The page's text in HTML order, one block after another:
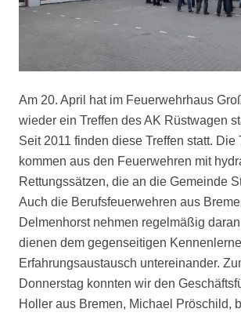
Am 20. April hat im Feuerwehrhaus
wieder ein Treffen des AK Rüstwagen
Seit 2011 finden diese Treffen statt. Die
kommen aus den Feuerwehren mit
Rettungssätzen, die an die Gemeinde
Auch die Berufsfeuerwehren aus
Delmenhorst nehmen regelmäßig
dienen dem gegenseitigen
Erfahrungsaustausch untereinander.
Donnerstag konnten wir den
Holler aus Bremen, Michael Pröschild,